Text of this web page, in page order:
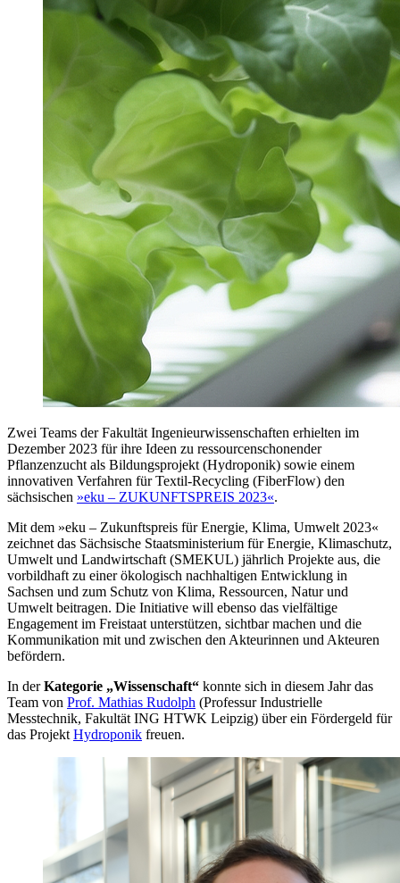
Zwei Teams der Fakultät Ingenieurwissenschaften erhielten im
Dezember 2023 für ihre Ideen zu ressourcenschonender
Pflanzenzucht als Bildungsprojekt (Hydroponik) sowie einem
innovativen Verfahren für Textil-Recycling (FiberFlow) den
sächsischen »eku – ZUKUNFTSPREIS 2023«.
Mit dem »eku – Zukunftspreis für Energie, Klima, Umwelt 2023«
zeichnet das Sächsische Staatsministerium für Energie, Klimaschutz,
Umwelt und Landwirtschaft (SMEKUL) jährlich Projekte aus, die
vorbildhaft zu einer ökologisch nachhaltigen Entwicklung in
Sachsen und zum Schutz von Klima, Ressourcen, Natur und
Umwelt beitragen. Die Initiative will ebenso das vielfältige
Engagement im Freistaat unterstützen, sichtbar machen und die
Kommunikation mit und zwischen den Akteurinnen und Akteuren
befördern.
In derKategorie „Wissenschaft“ konnte sich in diesem Jahr das
Team von Prof. Mathias Rudolph (Professur Industrielle
Messtechnik, Fakultät ING HTWK Leipzig) über ein Fördergeld für
das Projekt Hydroponik freuen.